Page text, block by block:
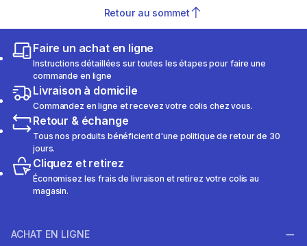
Retour au sommet
Faire un achat en ligne
Instructions détaillées sur toutes les étapes pour faire une
commande en ligne
Livraison à domicile
Commandez en ligne et recevez votre colis chez vous.
Retour & échange
Tous nos produits bénéficient d'une politique de retour de 30
jours.
Cliquez et retirez
Économisez les frais de livraison et retirez votre colis au
magasin.
ACHAT EN LIGNE